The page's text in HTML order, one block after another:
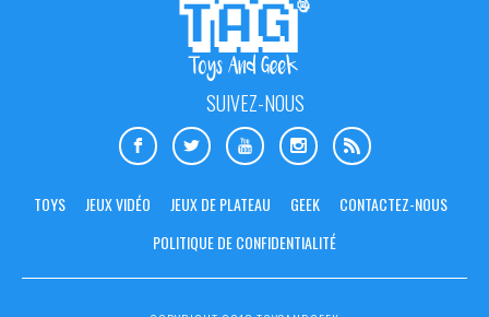
SUIVEZ-NOUS
TOYS JEUX VIDÉO JEUX DE PLATEAU GEEK
CONTACTEZ-NOUS
POLITIQUE DE CONFIDENTIALITÉ